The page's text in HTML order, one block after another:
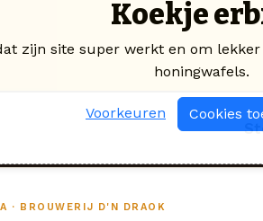
· BROUWERIJ D'N DRAOK
Koekje
zijn site super werkt en om
honingwafels.
Voorkeuren Cookies